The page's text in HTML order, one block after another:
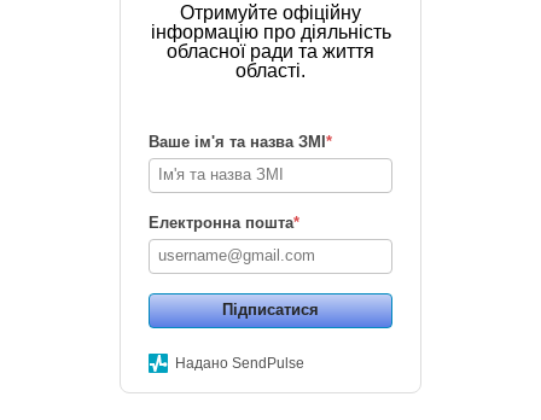
Отримуйте офіційну
інформацію про діяльність
обласної ради та життя
області.
Ваше ім'я та назва ЗМІ*
Електронна пошта*
Підписатися
Надано SendPulse